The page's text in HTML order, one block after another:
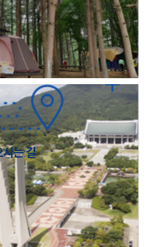
시는 길